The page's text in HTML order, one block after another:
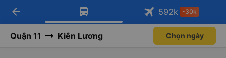
Tải app Vexere ngay!
Nhận ưu đãi thành viên độc
Mở app
Tải app Vexere
-30k/ghế khi đặt vé máy bay qua
Mở app
arrow_back 592k -30k
Quận 11 Kiên Lương Chọn ngày